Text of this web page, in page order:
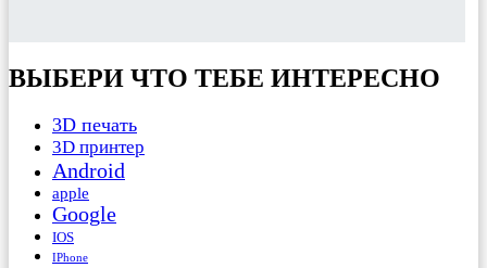
ВЫБЕРИ ЧТО ТЕБЕ ИНТЕРЕСНО
3D печать
3D принтер
Android
apple
Google
IOS
IPhone